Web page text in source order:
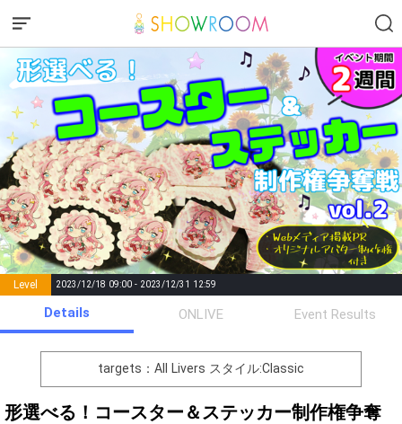
Level 2023/12/18 09:00 - 2023/12/31 12:59
Points List of Goal
number of
positions
Rema
0 Event Begins!
オリジナルアバター制作権獲
得！
Details ONLIVE Event Results
targets：All Livers スタイル:Classic
形選べる！コースター＆ステッカー制作権争奪